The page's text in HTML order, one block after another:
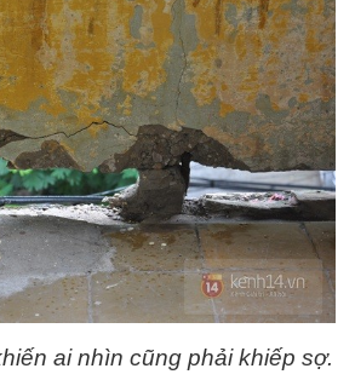
ai nhìn cũng phải khiếp sợ.